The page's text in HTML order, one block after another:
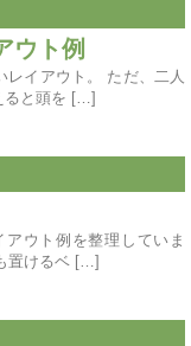
ウト例
レイアウト。 ただ、二人
ると頭を […]
ウト例を整理していま
置けるベ […]